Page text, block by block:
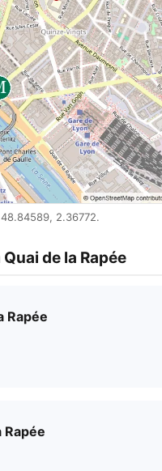
2.36772.
de la Rapée
Rapée
Rapée